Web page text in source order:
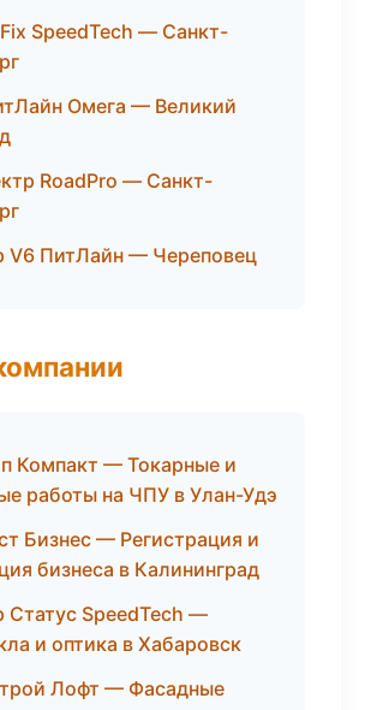
SpeedTech — Санкт-
Омега — Великий
RoadPro — Санкт-
V6 ПитЛайн — Череповец
Компакт — Токарные и
работы на ЧПУ в Улан-Удэ
Бизнес — Регистрация и
бизнеса в Калининград
Статус SpeedTech —
и оптика в Хабаровск
Лофт — Фасадные